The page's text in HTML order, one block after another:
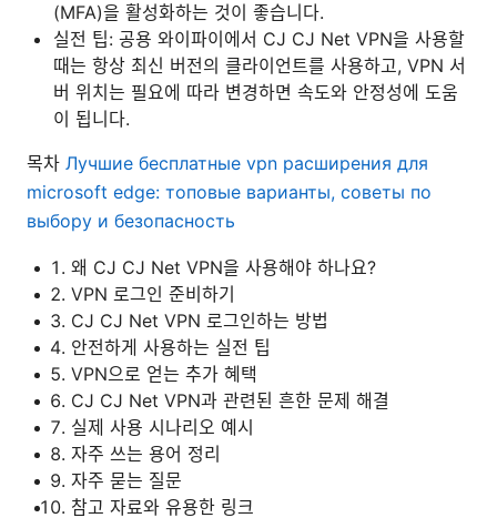
(MFA)을 활성화하는 것이 좋습니다.
실전 팁: 공용 와이파이에서 CJ CJ Net VPN을 사용할
때는 항상 최신 버전의 클라이언트를 사용하고, VPN 서
버 위치는 필요에 따라 변경하면 속도와 안정성에 도움
이 됩니다.
목차 Лучшие бесплатные vpn расширения для
microsoft edge: топовые варианты, советы по
выбору и безопасность
왜 CJ CJ Net VPN을 사용해야 하나요?
VPN 로그인 준비하기
CJ CJ Net VPN 로그인하는 방법
안전하게 사용하는 실전 팁
VPN으로 얻는 추가 혜택
CJ CJ Net VPN과 관련된 흔한 문제 해결
실제 사용 시나리오 예시
자주 쓰는 용어 정리
자주 묻는 질문
참고 자료와 유용한 링크